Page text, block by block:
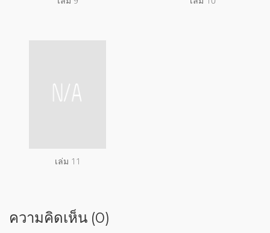
เล่ม 11
ความคิดเห็น (0)